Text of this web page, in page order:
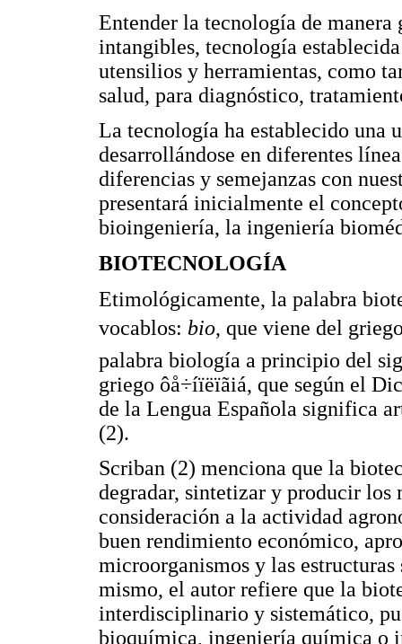
Entender la tecnología de
intangibles, tecnología
utensilios y herramientas, como
salud, para diagnóstico,
La tecnología ha establecido una
desarrollándose en diferentes
diferencias y semejanzas con
presentará inicialmente el
bioingeniería, la ingeniería
BIOTECNOLOGÍA
Etimológicamente, la palabra
vocablos: bio, que viene del
palabra biología a principio del
griego ôå÷íïëïãiá, que según el
de la Lengua Española significa
(2).
Scriban (2) menciona que la
degradar, sintetizar y producir los
consideración a la actividad
buen rendimiento económico,
microorganismos y las
mismo, el autor refiere que la
interdisciplinario y sistemático,
bioquímica, ingeniería química o